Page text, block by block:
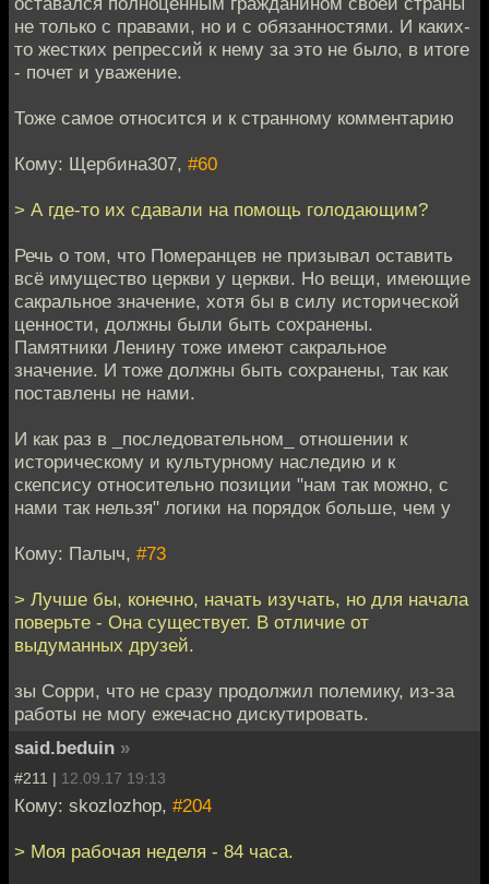
не только с правами, но и с обязанностями. И каких-
то жестких репрессий к нему за это не было, в итоге
- почет и уважение.
Тоже самое относится и к странному комментарию
Кому: Щербина307, #60
> А где-то их сдавали на помощь голодающим?
Речь о том, что Померанцев не призывал оставить
всё имущество церкви у церкви. Но вещи, имеющие
сакральное значение, хотя бы в силу исторической
ценности, должны были быть сохранены.
Памятники Ленину тоже имеют сакральное
значение. И тоже должны быть сохранены, так как
поставлены не нами.
И как раз в _последовательном_ отношении к
историческому и культурному наследию и к
скепсису относительно позиции "нам так можно, с
нами так нельзя" логики на порядок больше, чем у
Кому: Палыч, #73
> Лучше бы, конечно, начать изучать, но для начала
поверьте - Она существует. В отличие от
выдуманных друзей.
зы Сорри, что не сразу продолжил полемику, из-за
работы не могу ежечасно дискутировать.
said.beduin »
#211 | 12.09.17 19:13
Кому: skozlozhop, #204
> Моя рабочая неделя - 84 часа.